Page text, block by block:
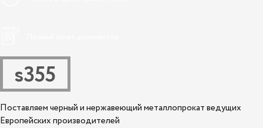
s355
Поставляем черный и нержавеющий металлопрокат ведущих
Европейских производителей